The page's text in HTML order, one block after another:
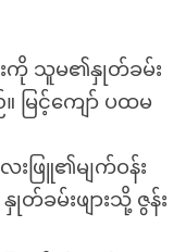
းကို သူမ၏နှုတ်ခမ်း
ြင့်ကျော် ပထမ
းဖြူ၏မျက်ဝန်း
မ်းဖျားသို့ ဇွန်း